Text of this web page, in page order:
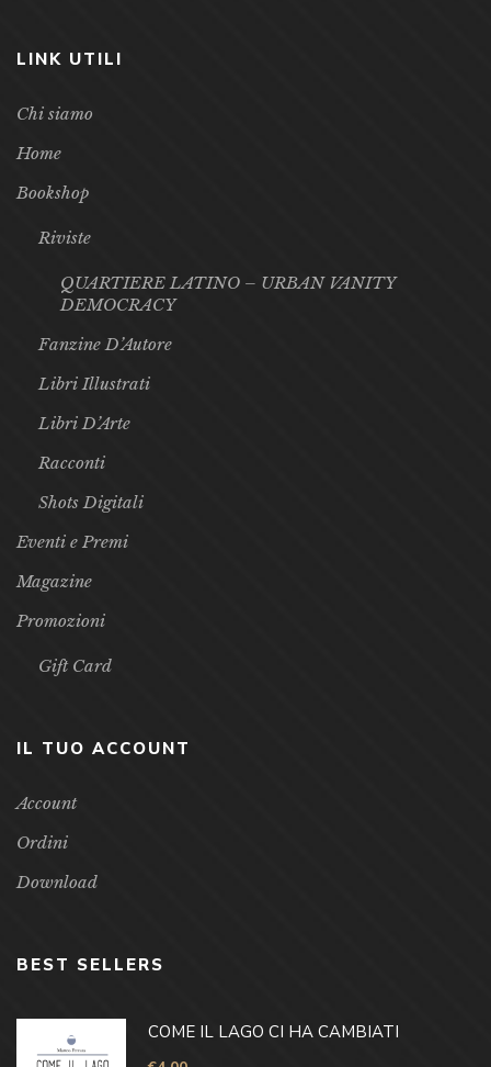
LINK UTILI
Chi siamo
Home
Bookshop
Riviste
QUARTIERE LATINO – URBAN VANITY
DEMOCRACY
Fanzine D’Autore
Libri Illustrati
Libri D’Arte
Racconti
Shots Digitali
Eventi e Premi
Magazine
Promozioni
Gift Card
IL TUO ACCOUNT
Account
Ordini
Download
BEST SELLERS
COME IL LAGO CI HA CAMBIATI